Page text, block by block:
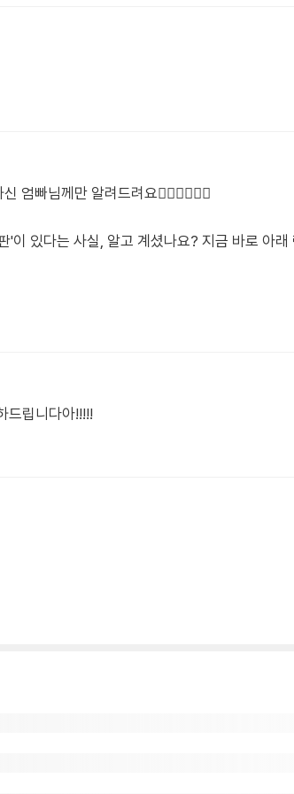
엄빠님께만 알려드려요🙋🏻‍♀️🙋🏻‍♂️
이 있다는 사실, 알고 계셨나요? 지금 바로 아
드립니다아!!!!!